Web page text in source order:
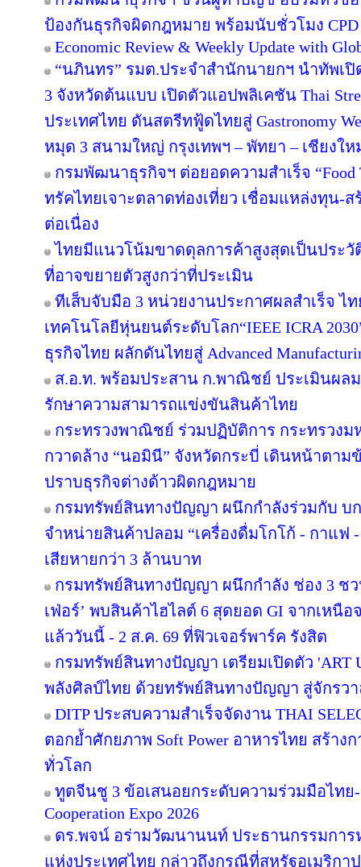
ป้องกันธุรกิจผิดกฎหมาย พร้อมนับชั่วโมง
Economic Review & Weekly Update with
“นภินทร” รมต.ประจำสำนักนายกฯ นำทัพเปิด
3 จังหวัดต้นแบบ เปิดตัวแอปพลิเคชัน Thai
ประเทศไทย ดันสตรีทฟู้ดไทยสู่ Gastronomy
หมุด 3 สนามใหญ่ กรุงเทพฯ – พัทยา – เชียงให
กรมพัฒนาธุรกิจฯ ต่อยอดความสำเร็จ
ทรัคไทยเจาะตลาดท่องเที่ยว เชื่อมแหล่งทุน-ส
ต่อเนื่อง
ไทยมีแนวโน้มขาดดุลการค้าสูงสุดเป็นประวั
ที่อาจขยายตัวสูงกว่าที่ประเมิน
ทีเส็บจับมือ 3 หน่วยงานประกาศผลสำเร็จ ไ
เทคโนโลยีหุ่นยนต์ระดับโลก“IEEE ICRA
ธุรกิจไทย ผลักดันไทยสู่ Advanced
ส.อ.ท. พร้อมประสาน ก.พาณิชย์ ประเมินผลม
รักษาความสามารถแข่งขันสินค้าไทย
กระทรวงพาณิชย์ ร่วมปฏิบัติการ กระทรวงม
กวาดล้าง “นอมินี” จังหวัดกระบี่ เดินหน้าตา
ปราบธุรกิจต่างด้าวผิดกฎหมาย
กรมทรัพย์สินทางปัญญา ผนึกกำลังร่วมกับ บ
จำหน่ายสินค้าปลอม “เครื่องดื่มโกโก้ - กาแฟ
เสียหายกว่า 3 ล้านบาท
กรมทรัพย์สินทางปัญญา ผนึกกำลัง ช่อง 3 ช
เฟ่อร์’ พบสินค้าไฮไลต์ 6 สุดยอด GI จากเหนื
แล้ววันนี้ - 2 ส.ค. 69 ที่ฟิวเจอร์พาร์ค รังสิต
กรมทรัพย์สินทางปัญญา เตรียมเปิดตัว 'ART
พลังศิลป์ไทย ด้วยทรัพย์สินทางปัญญา สู่จักรวา
DITP ประสบความสำเร็จจัดงาน THAI
ตอกย้ำศักยภาพ Soft Power อาหารไทย สร้าง
ทั่วโลก
ทูตจีนชู 3 ข้อเสนอยกระดับความร่วมมือไทย-
Cooperation Expo 2026
ดร.พจน์ อร่ามวัฒนานนท์ ประธานกรรมการ
แห่งประเทศไทย กล่าวถึงกรณีที่สหรัฐอเมริกา